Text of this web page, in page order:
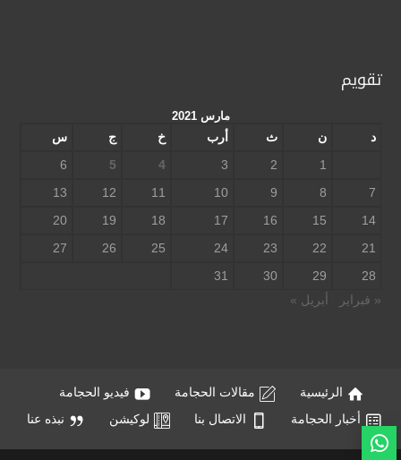
تقويم
مارس 2021
د ن ث أرب خ ج
س
1
2
3
4
5
6
7
8
9
10
11
12
13
14
15
16
17
18
19
20
21
22
23
24
25
26
27
28
29
30
31
« فبراير
أبريل »
الرئيسية مقالات الحجامة
فيديو الحجامة
أخبار الحجامة
الاتصال بنا لوكيشن نبذه عنا